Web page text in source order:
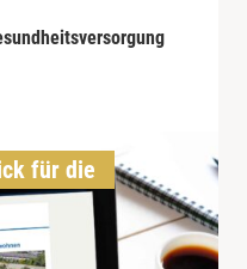
für die